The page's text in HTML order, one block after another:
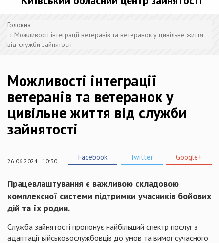
Головна
Можливості інтеграції ветеранів та ветеранок у цивільне життя
від служби зайнятості
Можливості інтеграції
ветеранів та ветеранок у
цивільне життя від служби
зайнятості
26.06.2024 | 10:30 Facebook Twitter Google+
Працевлаштування є важливою складовою
комплексної системи підтримки учасників бойових
дій та їх родин.
Служба зайнятості пропонує найбільший спектр послуг з
адаптації військовослужбовців до умов та вимог сучасного